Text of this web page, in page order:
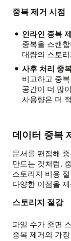
데이터
크기를
줄여
성능을
향상시킵
단점:
실시간
중복
위해
많은
처리
능력이
필요합니
비효율적
수행되면
작업이
느려질
중복 제거 시점
인라인 중복
중복을 스캔
대량의 스토
사후 처리 중
비교하고 중
공간이 더 많
사용량은 더
데이터 중복
문서를 편집해
만드는 것처럼,
스토리지 비용
다양한 이점을
스토리지 절감
파일 수가 줄면
중복 제거의 가